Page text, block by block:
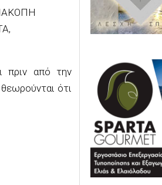
πριν από την
ότι